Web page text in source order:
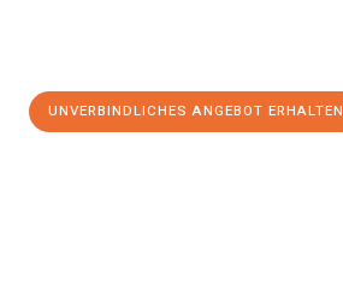
UNVERBINDLICHES ANGEBOT ERHALTEN